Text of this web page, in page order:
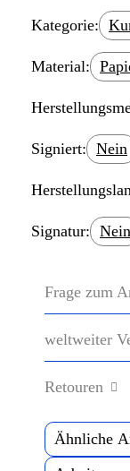
Kategorie:
Material:
Signiert: Nein
Signatur: Nein
Frage zum
weltweiter
Retouren
Ähnliche